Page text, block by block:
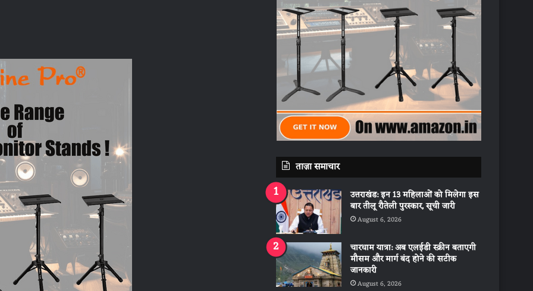
ताज़ा समाचार
उत्तराखंड: इन 13 महिलाओं को मिलेगा इस
बार तीलू रौतेली पुरस्कार, सूची जारी
August 6, 2026
चारधाम यात्रा: अब एलईडी स्क्रीन बताएगी
मौसम और मार्ग बंद होने की सटीक
जानकारी
August 6, 2026